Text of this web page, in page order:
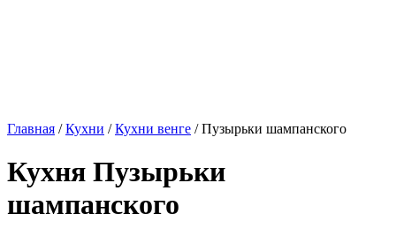
Главная /Кухни /Кухни венге / Пузырьки шампанского
Кухня Пузырьки
шампанского